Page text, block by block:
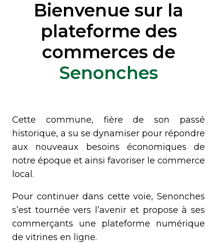
Bienvenue sur la
plateforme des
commerces de
Senonches
Cette commune, fière de son passé
historique, a su se dynamiser pour répondre
aux nouveaux besoins économiques de
notre époque et ainsi favoriser le commerce
local.
Pour continuer dans cette voie, Senonches
s’est tournée vers l’avenir et propose à ses
commerçants une plateforme numérique
de vitrines en ligne.